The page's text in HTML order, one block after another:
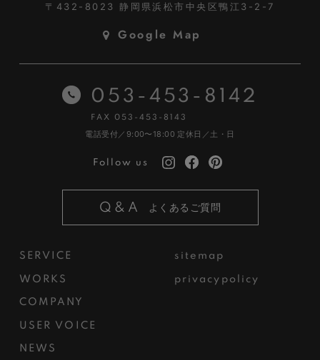
〒432-8023静岡県浜松市中央区鴨江3-2-7
Google Map
SERVICE
WORKS
COMPANY
USER VOICE
NEWS
sitemap
privacypolicy
053-453-8142
FAX 053-453-8143
電話受付／9:00〜18:00 定休日／土・日
Follow us
Q&A よくあるご質問